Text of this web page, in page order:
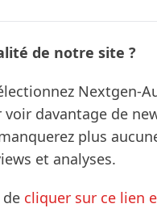
de notre site ?
Nextgen-
davantage de
plus
et analyses.
cliquer sur ce lien